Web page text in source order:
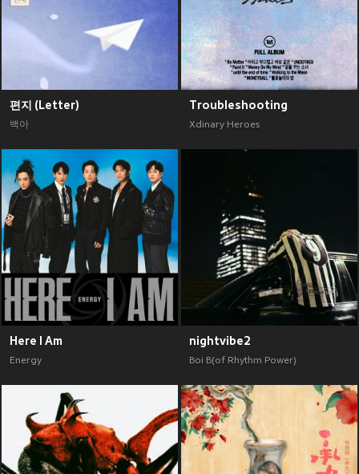
편지 (Letter)
백아
Troubleshooting
Xdinary Heroes
Here I Am
Energy
nightvibe2
Boi B(of Rhythm Power)